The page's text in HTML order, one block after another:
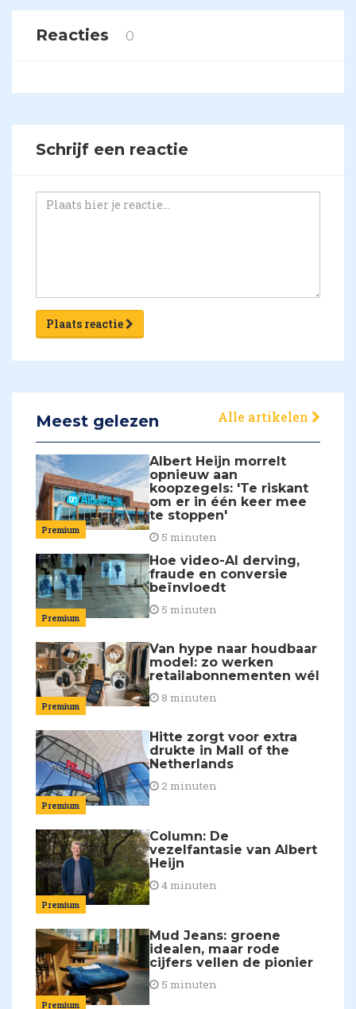
Reacties 0
Schrijf een reactie
Plaats reactie
Meest gelezen Alle artikelen
Premium
Albert Heijn morrelt
opnieuw aan
koopzegels: 'Te riskant
om er in één keer mee
te stoppen'
5 minuten
Premium
Hoe video-AI derving,
fraude en conversie
beïnvloedt
5 minuten
Premium
Van hype naar houdbaar
model: zo werken
retailabonnementen wél
8 minuten
Premium
Hitte zorgt voor extra
drukte in Mall of the
Netherlands
2 minuten
Premium
Column: De
vezelfantasie van Albert
Heijn
4 minuten
Premium
Mud Jeans: groene
idealen, maar rode
cijfers vellen de pionier
5 minuten